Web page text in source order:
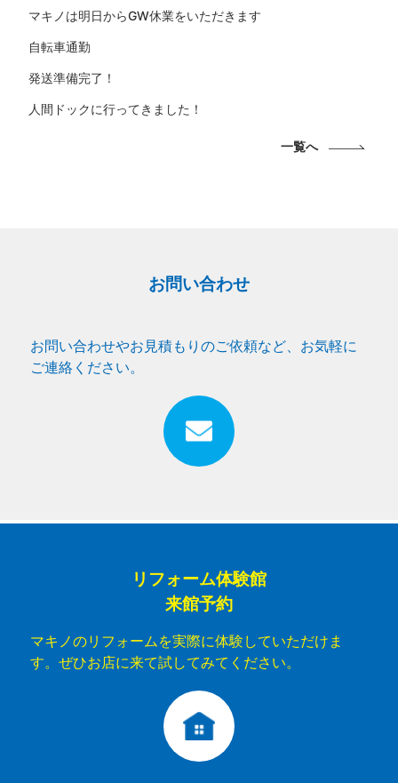
マキノは明日からGW休業をいただきます
自転車通勤
発送準備完了！
人間ドックに行ってきました！
一覧へ
お問い合わせ
お問い合わせやお見積もりのご依頼など、お気軽に
ご連絡ください。
リフォーム体験館
来館予約
マキノのリフォームを実際に体験していただけま
す。ぜひお店に来て試してみてください。